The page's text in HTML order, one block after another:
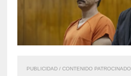
PUBLICIDAD / CONTENIDO PATROCINADO